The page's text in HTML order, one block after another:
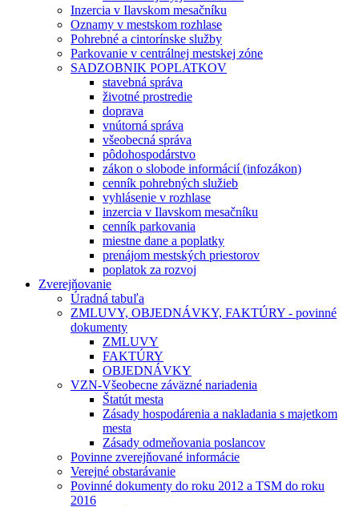
Inzercia v Ilavskom mesačníku
Oznamy v mestskom rozhlase
Pohrebné a cintorínske služby
Parkovanie v centrálnej mestskej zóne
SADZOBNIK POPLATKOV
stavebná správa
životné prostredie
doprava
vnútorná správa
všeobecná správa
pôdohospodárstvo
zákon o slobode informácií (infozákon)
cenník pohrebných služieb
vyhlásenie v rozhlase
inzercia v Ilavskom mesačníku
cenník parkovania
miestne dane a poplatky
prenájom mestských priestorov
poplatok za rozvoj
Zverejňovanie
Úradná tabuľa
ZMLUVY, OBJEDNÁVKY, FAKTÚRY - povinné
dokumenty
ZMLUVY
FAKTÚRY
OBJEDNÁVKY
VZN-Všeobecne záväzné nariadenia
Štatút mesta
Zásady hospodárenia a nakladania s majetkom
mesta
Zásady odmeňovania poslancov
Povinne zverejňované informácie
Verejné obstarávanie
Povinné dokumenty do roku 2012 a TSM do roku
2016